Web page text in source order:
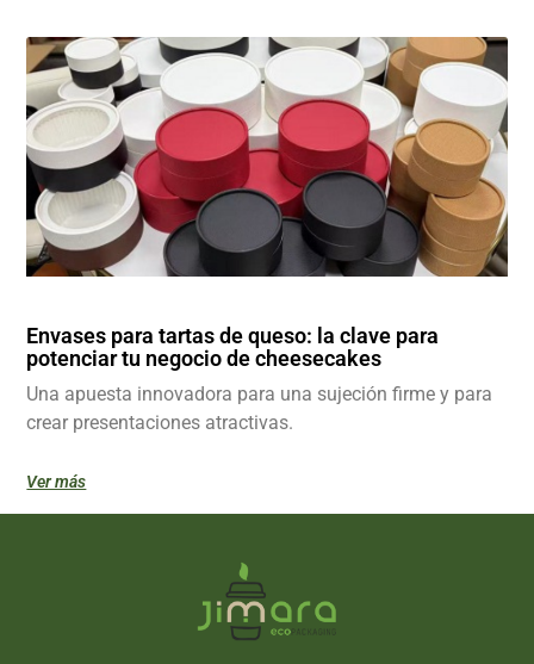
Envases para tartas de queso: la clave para
potenciar tu negocio de cheesecakes
Una apuesta innovadora para una sujeción firme y para
crear presentaciones atractivas.
Ver más